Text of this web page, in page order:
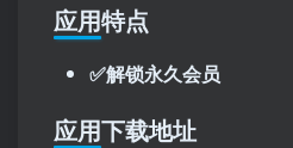
应用特点
✅解锁永久会员
应用下载地址